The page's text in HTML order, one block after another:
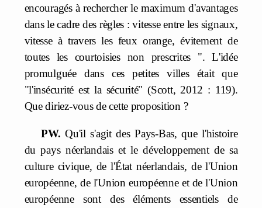
encouragés à rechercher le maximum d'avantages
dans le cadre des règles : vitesse entre les signaux,
vitesse à travers les feux orange, évitement de
toutes les courtoisies non prescrites ". L'idée
promulguée dans ces petites villes était que
"l'insécurité est la sécurité" (Scott, 2012 : 119).
Que diriez-vous de cette proposition ?
PW.Qu'il s'agit des Pays-Bas, que l'histoire
du pays néerlandais et le développement de sa
culture civique, de l'État néerlandais, de l'Union
européenne, de l'Union européenne et de l'Union
européenne sont des éléments essentiels de